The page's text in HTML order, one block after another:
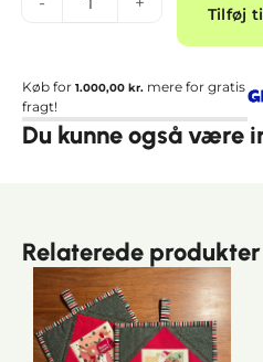
Tilføj
Køb for 1.000,00 kr. mere for gratis
fragt!
Du kunne også være
Relaterede produkter